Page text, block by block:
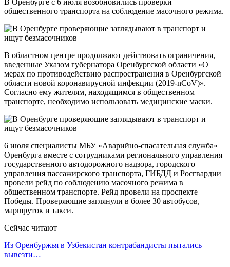
общественного транспорта на соблюдение масочного режима.
В областном центре продолжают действовать ограничения,
введенные Указом губернатора Оренбургской области «О
мерах по противодействию распространения в Оренбургской
области новой коронавирусной инфекции (2019-nCoV)».
Согласно ему жителям, находящимся в общественном
транспорте, необходимо использовать медицинские маски.
6 июля специалисты МБУ «Аварийно-спасательная служба»
Оренбурга вместе с сотрудниками регионального управления
государственного автодорожного надзора, городского
управления пассажирского транспорта, ГИБДД и Росгвардии
провели рейд по соблюдению масочного режима в
общественном транспорте. Рейд провели на проспекте
Победы. Проверяющие заглянули в более 30 автобусов,
маршруток и такси.
Сейчас читают
Из Оренбуржья в Узбекистан контрабандисты пытались
вывезти…